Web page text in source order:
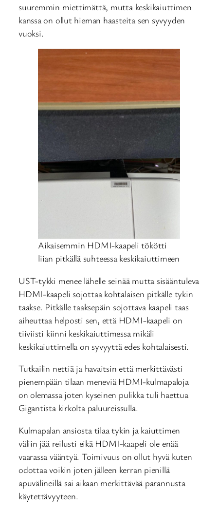
suuremmin miettimättä, mutta keskikaiuttimen
kanssa on ollut hieman haasteita sen syvyyden
vuoksi.
Aikaisemmin HDMI-kaapeli tökötti
liian pitkällä suhteessa keskikaiuttimeen
UST-tykki menee lähelle seinää mutta sisääntuleva
HDMI-kaapeli sojottaa kohtalaisen pitkälle tykin
taakse. Pitkälle taaksepäin sojottava kaapeli taas
aiheuttaa helposti sen, että HDMI-kaapeli on
tiiviisti kiinni keskikaiuttimessa mikäli
keskikaiuttimella on syvyyttä edes kohtalaisesti.
Tutkailin nettiä ja havaitsin että merkittävästi
pienempään tilaan meneviä HDMI-kulmapaloja
on olemassa joten kyseinen pulikka tuli haettua
Gigantista kirkolta paluureissulla.
Kulmapalan ansiosta tilaa tykin ja kaiuttimen
väliin jää reilusti eikä HDMI-kaapeli ole enää
vaarassa vääntyä. Toimivuus on ollut hyvä kuten
odottaa voikin joten jälleen kerran pienillä
apuvälineillä sai aikaan merkittävää parannusta
käytettävyyteen.